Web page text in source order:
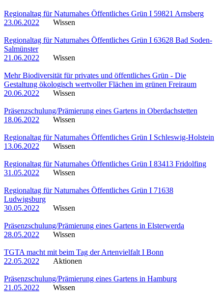
Regionaltag für Naturnahes Öffentliches Grün I 59821 Arnsberg
23.06.2022
Wissen
Regionaltag für Naturnahes Öffentliches Grün I 63628 Bad Soden-
Salmünster
21.06.2022
Wissen
Mehr Biodiversität für privates und öffentliches Grün - Die
Gestaltung ökologisch wertvoller Flächen im grünen Freiraum
20.06.2022
Wissen
Präsenzschulung/Prämierung eines Gartens in Oberdachstetten
18.06.2022
Wissen
Regionaltag für Naturnahes Öffentliches Grün I Schleswig-Holstein
13.06.2022
Wissen
Regionaltag für Naturnahes Öffentliches Grün I 83413 Fridolfing
31.05.2022
Wissen
Regionaltag für Naturnahes Öffentliches Grün I 71638
Ludwigsburg
30.05.2022
Wissen
Präsenzschulung/Prämierung eines Gartens in Elsterwerda
28.05.2022
Wissen
TGTA macht mit beim Tag der Artenvielfalt I Bonn
22.05.2022
Aktionen
Präsenzschulung/Prämierung eines Gartens in Hamburg
21.05.2022
Wissen